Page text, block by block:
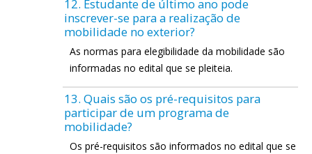
12. Estudante de último ano pode
inscrever-se para a realização de
mobilidade no exterior?
As normas para elegibilidade da mobilidade são
informadas no edital que se pleiteia.
13. Quais são os pré-requisitos para
participar de um programa de
mobilidade?
Os pré-requisitos são informados no edital que se